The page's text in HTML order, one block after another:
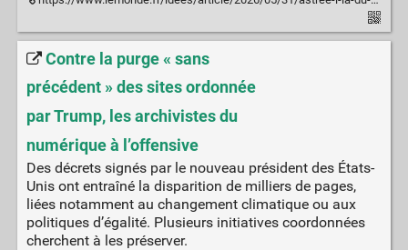
Contre la purge « sans
précédent » des sites ordonnée
par Trump, les archivistes du
numérique à l’offensive
Des décrets signés par le nouveau président des États-
Unis ont entraîné la disparition de milliers de pages,
liées notamment au changement climatique ou aux
politiques d’égalité. Plusieurs initiatives coordonnées
cherchent à les préserver.